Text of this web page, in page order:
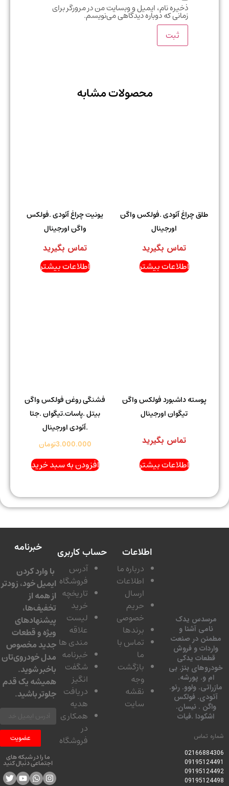
ذخیره نام، ایمیل و وبسایت من در مرورگر برای
زمانی که دوباره دیدگاهی می‌نویسم.
محصولات مشابه
طلق چراغ آئودی .فولکس واگن
اورجینال
تماس بگیرید
اطلاعات بیشتر
یونیت چراغ آئودی .فولکس
واگن اورجینال
تماس بگیرید
اطلاعات بیشتر
پوسته داشبورد فولکس واگن
تیگوان اورجینال
تماس بگیرید
اطلاعات بیشتر
فشنگی روغن فولکس واگن
بیتل .پاسات.تیگوان .جتا
.آئودی اورجینال
3.000.000تومان
افزودن به سبد خرید
یدک
آشنا و
در صنعت
و فروش
یدکی
بنز. بی
و. پورشه.
ولوو. رنو.
فولکس
. نیسان.
.فیات
تماس
اطلاعات
درباره ما
اطلاعات
ارسال
حریم
خصوصی
برندها
تماس با
بازگشت
نقشه
سایت
حساب کاربری
آدرس
فروشگاه
تاریخچه
لیست
مندی ها
خبرنامه
شگفت
دریافت
همکاری
فروشگاه
خبرنامه
با وارد کردن
ایمیل خود، زودتر
از همه از
تخفیف‌ها،
پیشنهادهای
ویژه و قطعات
جدید مخصوص
مدل خودروی‌تان
باخبر شوید.
همیشه یک قدم
جلوتر باشید.
عضویت
ما را در شبکه های
اجتماعی دنبال کنید